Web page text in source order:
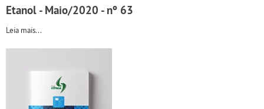
Etanol - Maio/2020 - nº 63
Leia mais...